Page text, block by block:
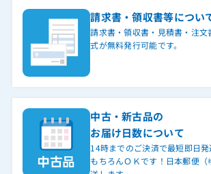
請求書・領収書等につい
請求書・領収書・見積書・注文
式が無料発行可能です。
中古・新古品の
お届け日数について
14時までのご決済で最短即日
もちろんＯＫです！日本郵便